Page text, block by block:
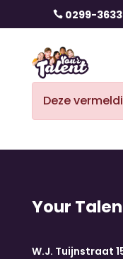
 0299-
Deze
Your
W.J. Tuijnstraat